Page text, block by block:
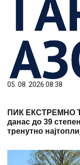
05. 08. 2026 08:38
ПИК ЕКСТРЕМНО
данас до 39
тренутно